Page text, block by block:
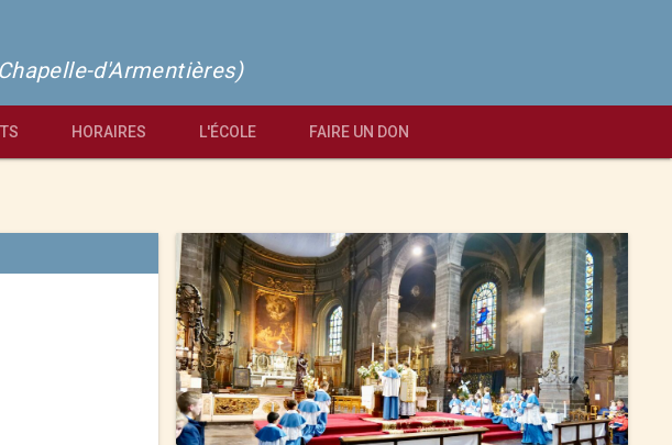
d'Armentières)
HORAIRES L'ÉCOLE FAIRE UN DON